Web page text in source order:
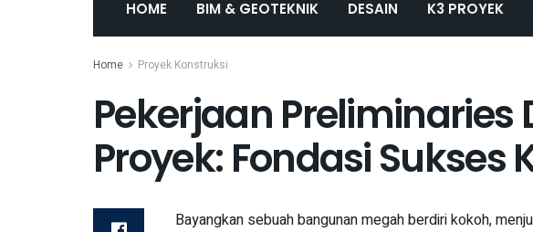
HOME BIM & GEOTEKNIK DESAIN K3 PROYEK
Home Proyek Konstruksi
Pekerjaan Preliminaries
Proyek: Fondasi Sukses
Bayangkan sebuah bangunan megah berdiri kokoh,